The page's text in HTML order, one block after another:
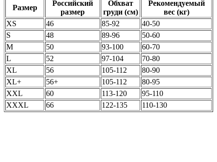
Размер
Российский
размер
Обхват
груди (см)
Рекомендуемый
вес (кг)
XS
46 85-92
40-50
S
48 89-96
50-60
M
50 93-100
60-70
L
52 97-104
70-80
XL
56 105-112
80-90
XL+
56+ 105-112
80-95
XXL
60 113-120
95-110
XXXL
66 122-135 110-130